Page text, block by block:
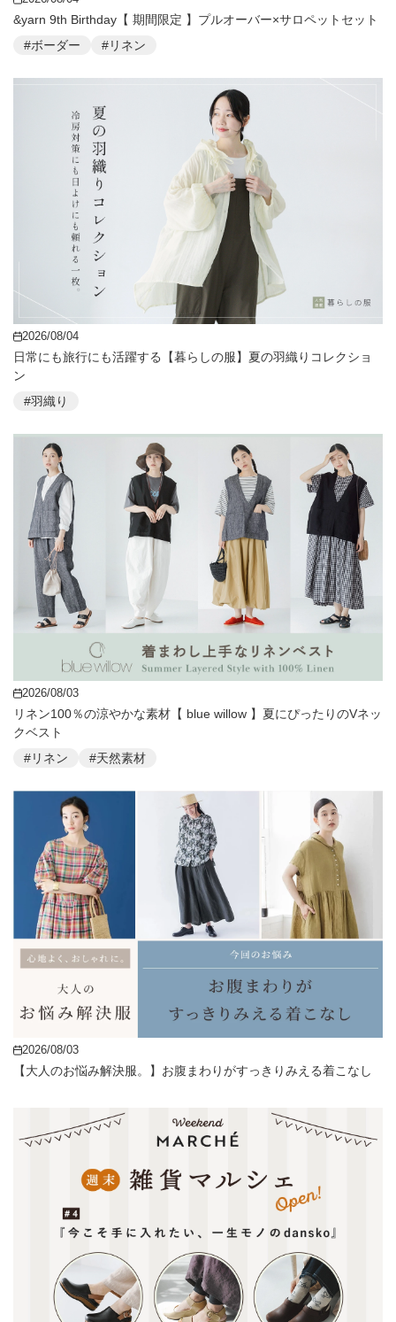
&yarn 9th Birthday【 期間限定 】プルオーバー×サロペットセット
#ボーダー
#リネン
2026/08/04
日常にも旅行にも活躍する【暮らしの服】夏の羽織りコレクショ
ン
#羽織り
2026/08/03
リネン100％の涼やかな素材【 blue willow 】夏にぴったりのVネッ
クベスト
#リネン
#天然素材
2026/08/03
【大人のお悩み解決服。】お腹まわりがすっきりみえる着こなし